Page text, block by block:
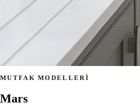
MUTFAK MODELLERI
Mars